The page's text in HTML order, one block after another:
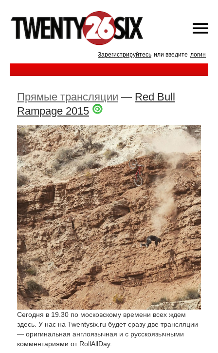
Зарегистрируйтесь или введите логин
Прямые трансляции — Red Bull
Rampage 2015
Сегодня в 19.30 по московскому времени всех ждем
здесь. У нас на Twentysix.ru будет сразу две трансляции
— оригинальная англоязычная и с русскоязычными
комментариями от RollAllDay.